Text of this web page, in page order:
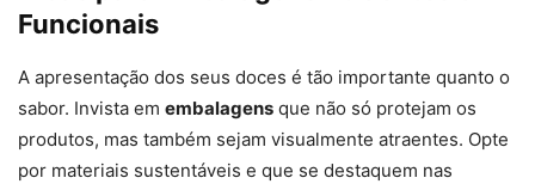
Funcionais
A apresentação dos seus doces é tão importante quanto o
sabor. Invista em embalagens que não só protejam os
produtos, mas também sejam visualmente atraentes. Opte
por materiais sustentáveis e que se destaquem nas